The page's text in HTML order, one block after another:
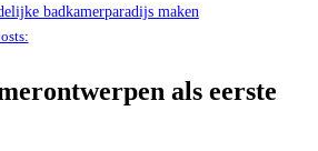
badkamerparadijs maken
als eerste